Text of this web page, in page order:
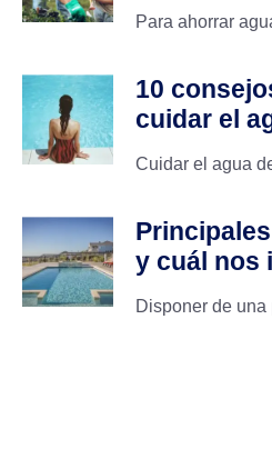
Para ahorrar
10
cuidar el
Cuidar el agua
y cuál nos
Disponer de